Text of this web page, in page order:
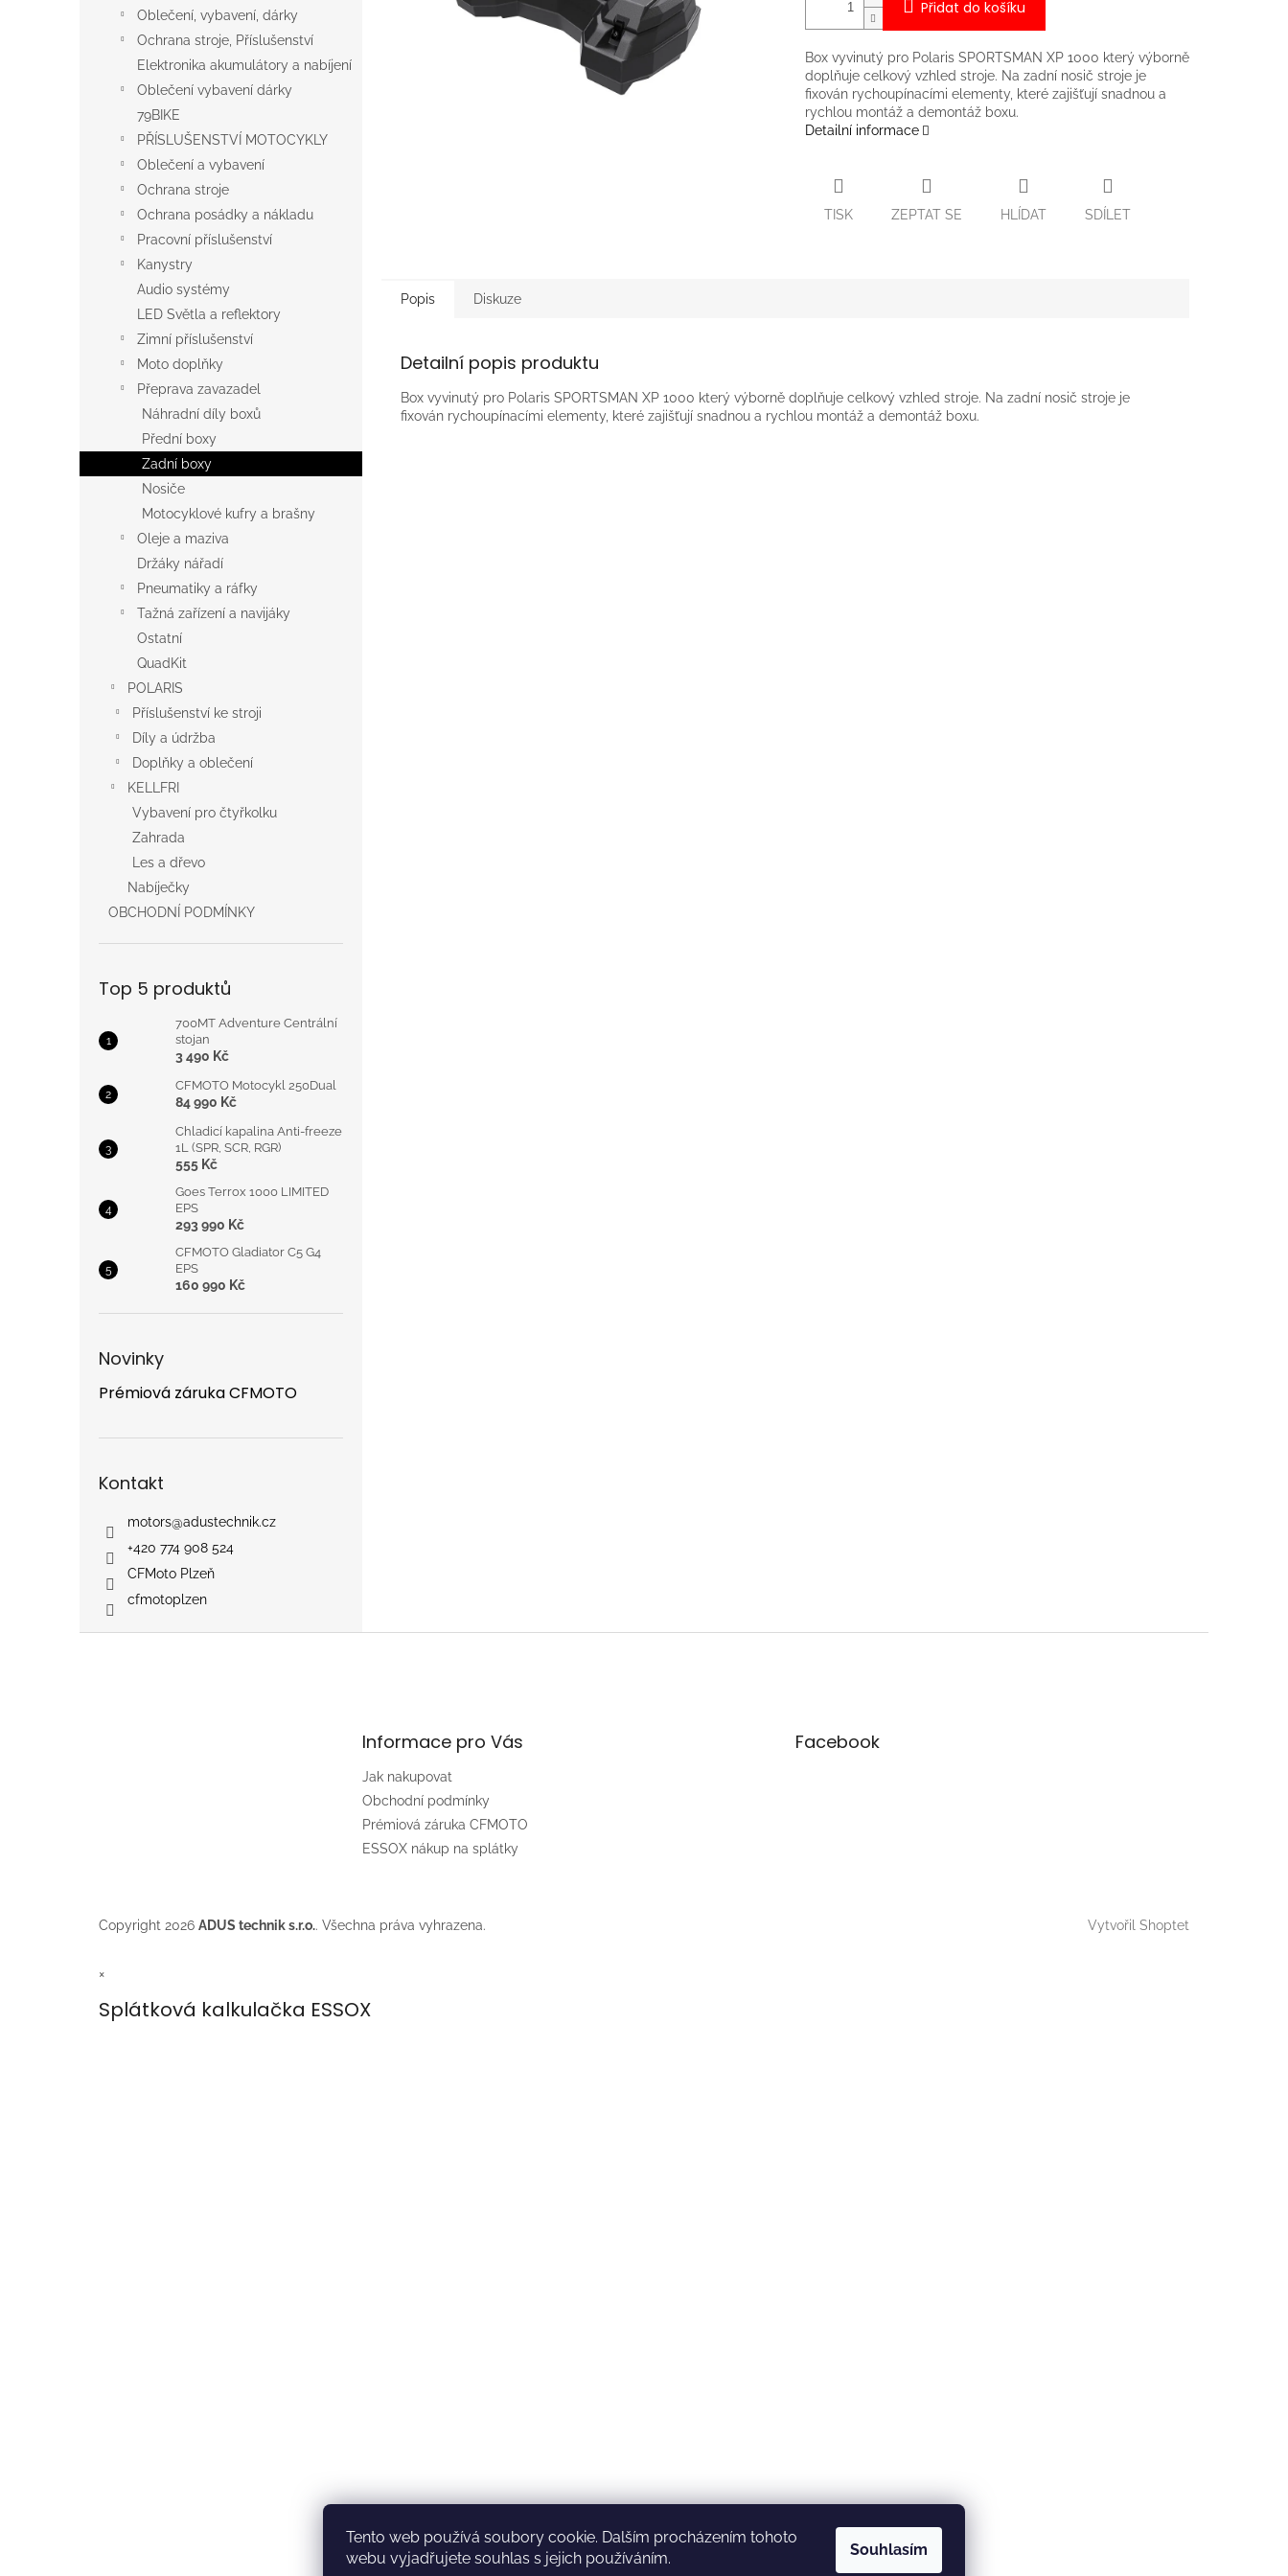
Tento web používá soubory cookie. Dalším procházením tohoto
webu vyjadřujete souhlas s jejich používáním.
Souhlasím
Oblečení, vybavení, dárky
Ochrana stroje, Příslušenství
Elektronika akumulátory a nabíjení
Oblečení vybavení dárky
79BIKE
PŘÍSLUŠENSTVÍ MOTOCYKLY
Oblečení a vybavení
Ochrana stroje
Ochrana posádky a nákladu
Pracovní příslušenství
Kanystry
Audio systémy
LED Světla a reflektory
Zimní příslušenství
Moto doplňky
Přeprava zavazadel
Náhradní díly boxů
Přední boxy
Zadní boxy
Nosiče
Motocyklové kufry a brašny
Oleje a maziva
Držáky nářadí
Pneumatiky a ráfky
Tažná zařízení a navijáky
Ostatní
QuadKit
POLARIS
Příslušenství ke stroji
Díly a údržba
Doplňky a oblečení
KELLFRI
Vybavení pro čtyřkolku
Zahrada
Les a dřevo
Nabíječky
OBCHODNÍ PODMÍNKY
Top 5 produktů
700MT Adventure Centrální
stojan
3 490 Kč
CFMOTO Motocykl 250Dual
84 990 Kč
Chladicí kapalina Anti-freeze
1L (SPR, SCR, RGR)
555 Kč
Goes Terrox 1000 LIMITED
EPS
293 990 Kč
CFMOTO Gladiator C5 G4
EPS
160 990 Kč
Novinky
Prémiová záruka CFMOTO
Kontakt
motors@adustechnik.cz
+420 774 908 524
CFMoto Plzeň
cfmotoplzen
Přidat do košíku
Box vyvinutý pro Polaris SPORTSMAN XP 1000 který výborně
doplňuje celkový vzhled stroje. Na zadní nosič stroje je
fixován rychoupínacími elementy, které zajišťují snadnou a
rychlou montáž a demontáž boxu.
Detailní informace
TISK ZEPTAT SE HLÍDAT SDÍLET
Popis Diskuze
Detailní popis produktu
Box vyvinutý pro Polaris SPORTSMAN XP 1000 který výborně doplňuje celkový vzhled stroje. Na zadní nosič stroje je
fixován rychoupínacími elementy, které zajišťují snadnou a rychlou montáž a demontáž boxu.
Informace pro Vás
Jak nakupovat
Obchodní podmínky
Prémiová záruka CFMOTO
ESSOX nákup na splátky
Facebook
Vytvořil Shoptet
Copyright 2026 ADUS technik s.r.o.. Všechna práva vyhrazena.
×
Splátková kalkulačka ESSOX